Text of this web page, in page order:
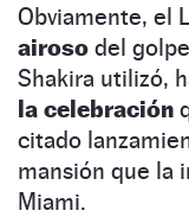
Obviamente, el
airoso del
Shakira utilizó,
la celebración
citado
mansión que la
Miami.